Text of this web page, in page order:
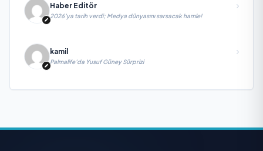
Haber Editör
2026’ya tarih verdi; Medya dünyasını sarsacak hamle!
kamil
Palmalife’da Yusuf Güney Sürprizi